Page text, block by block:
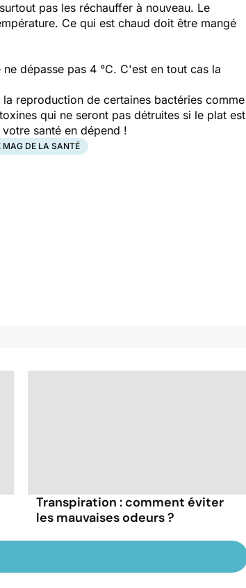
pas les réchauffer à nouveau. Le
Ce qui est chaud doit être mangé
dépasse pas 4 °C. C'est en tout cas la
reproduction de certaines bactéries comme
qui ne seront pas détruites si le plat est
santé en dépend !
MAG DE LA SANTÉ
Transpiration : comment éviter
les mauvaises odeurs ?